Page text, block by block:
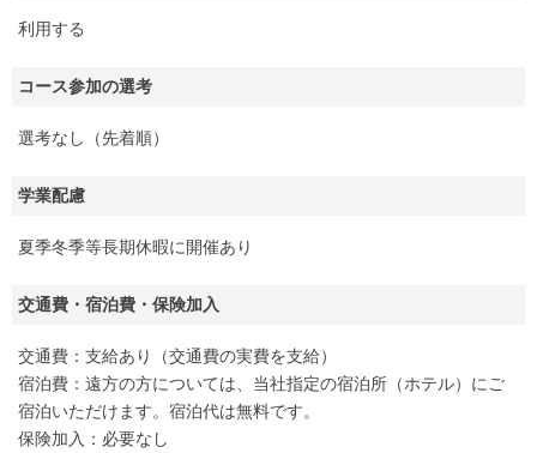
利用する
コース参加の選考
選考なし（先着順）
学業配慮
夏季冬季等長期休暇に開催あり
交通費・宿泊費・保険加入
交通費：支給あり（交通費の実費を支給）
宿泊費：遠方の方については、当社指定の宿泊所（ホテル）にご
宿泊いただけます。宿泊代は無料です。
保険加入：必要なし